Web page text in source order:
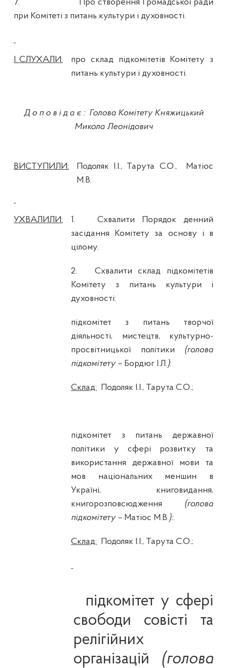
7.
Про створення Громадської ради
при Комітеті з питань культури і духовності.
І. СЛУХАЛИ:
про склад підкомітетів Комітету з
питань культури і духовності.
Доповідає : Голова Комітету Княжицький
Микола Леонідович
ВИСТУПИЛИ: Подоляк І.І., Тарута С.О.,
Матіос
М.В.
УХВАЛИЛИ: 1.
Схвалити Порядок денний
засідання Комітету за основу і в
цілому.
2.
Схвалити склад підкомітетів
Комітету з питань культури і
духовності:
підкомітет з питань творчої
діяльності, мистецтв, культурно-
просвітницької політики (голова
підкомітету – Бордюг І.Л.):
Склад: Подоляк І.І., Тарута С.О.;
підкомітет з питань державної
політики у сфері розвитку та
використання державної мови та
мов національних меншин в
Україні, книговидання,
книгорозповсюдження (голова
підкомітету – Матіос М.В.):.
Склад: Подоляк І.І., Тарута С.О.;
підкомітет у сфері
свободи совісті та
релігійних
організацій (голова